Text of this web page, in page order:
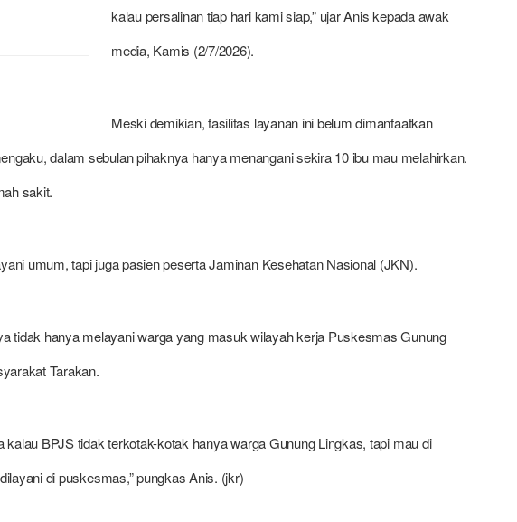
kalau persalinan tiap hari kami siap,” ujar Anis kepada awak
media, Kamis (2/7/2026).
Meski demikian, fasilitas layanan ini belum dimanfaatkan
dalam sebulan pihaknya hanya menangani sekira 10 ibu mau melahirkan.
sakit.
umum, tapi juga pasien peserta Jaminan Kesehatan Nasional (JKN).
tidak hanya melayani warga yang masuk wilayah kerja Puskesmas Gunung
Tarakan.
kalau BPJS tidak terkotak-kotak hanya warga Gunung Lingkas, tapi mau di
di puskesmas,” pungkas Anis. (jkr)